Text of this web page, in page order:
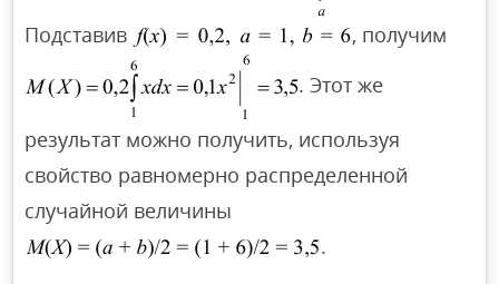
Подставив
, получим
. Этот же
результат можно получить, используя
свойство равномерно распределенной
случайной величины
.